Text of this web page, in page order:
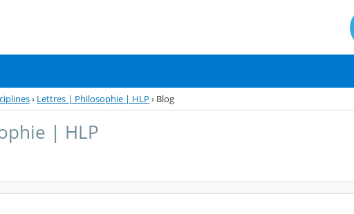
› Lettres | Philosophie | HLP › Blog
| HLP